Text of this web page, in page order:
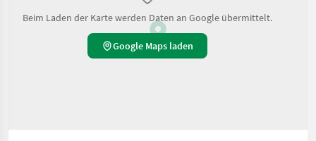
Beim Laden der Karte werden Daten an Google übermittelt.
Google Maps laden